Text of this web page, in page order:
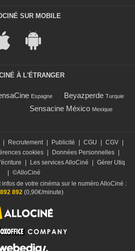
SUR MOBILE
À L'ÉTRANGER
Espagne Beyazperde Turquie
Sensacine México Mexique
| Recrutement | Publicité | CGU | CGV |
cookies | Données Personnelles |
| Les services AlloCiné | Gérer Utiq
| ©AlloCiné
de votre cinéma sur le numéro AlloCiné :
892 (0,90€/minute)